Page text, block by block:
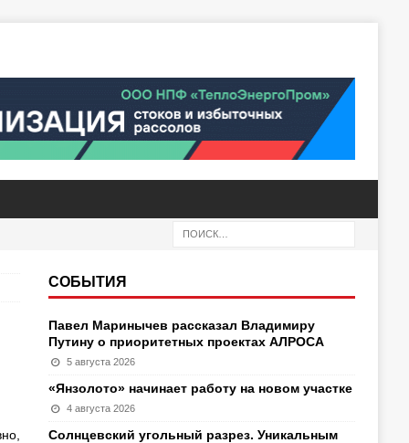
СОБЫТИЯ
Павел Маринычев рассказал Владимиру
Путину о приоритетных проектах АЛРОСА
5 августа 2026
«Янзолото» начинает работу на новом участке
4 августа 2026
Солнцевский угольный разрез. Уникальным